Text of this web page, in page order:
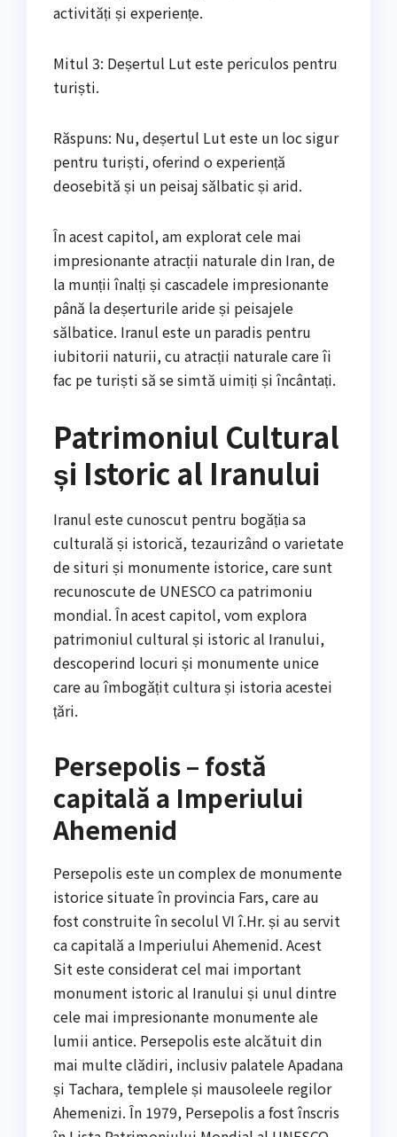
activități și experiențe.
Mitul 3: Deșertul Lut este periculos pentru
turiști.
Răspuns: Nu, deșertul Lut este un loc sigur
pentru turiști, oferind o experiență
deosebită și un peisaj sălbatic și arid.
În acest capitol, am explorat cele mai
impresionante atracții naturale din Iran, de
la munții înalți și cascadele impresionante
până la deșerturile aride și peisajele
sălbatice. Iranul este un paradis pentru
iubitorii naturii, cu atracții naturale care îi
fac pe turiști să se simtă uimiți și încântați.
Patrimoniul Cultural
și Istoric al Iranului
Iranul este cunoscut pentru bogăția sa
culturală și istorică, tezaurizând o varietate
de situri și monumente istorice, care sunt
recunoscute de UNESCO ca patrimoniu
mondial. În acest capitol, vom explora
patrimoniul cultural și istoric al Iranului,
descoperind locuri și monumente unice
care au îmbogățit cultura și istoria acestei
țări.
Persepolis – fostă
capitală a Imperiului
Ahemenid
Persepolis este un complex de monumente
istorice situate în provincia Fars, care au
fost construite în secolul VI î.Hr. și au servit
ca capitală a Imperiului Ahemenid. Acest
Sit este considerat cel mai important
monument istoric al Iranului și unul dintre
cele mai impresionante monumente ale
lumii antice. Persepolis este alcătuit din
mai multe clădiri, inclusiv palatele Apadana
și Tachara, templele și mausoleele regilor
Ahemenizi. În 1979, Persepolis a fost înscris